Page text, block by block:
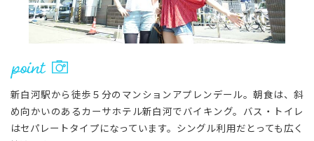
新白河駅から徒歩５分のマンションアプレンデール。朝食は、斜
め向かいのあるカーサホテル新白河でバイキング。バス・トイレ
はセパレートタイプになっています。シングル利用だとっても広く